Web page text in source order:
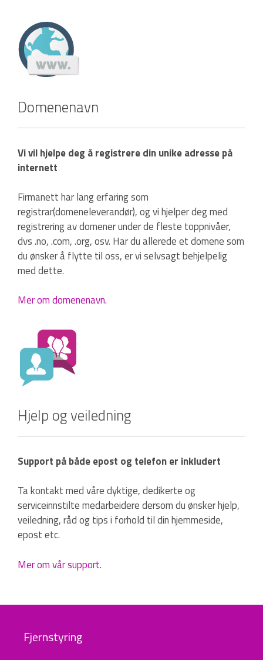
Domenenavn
Vi vil hjelpe deg å registrere din unike adresse på
internett
Firmanett har lang erfaring som
registrar(domeneleverandør), og vi hjelper deg med
registrering av domener under de fleste toppnivåer,
dvs .no, .com, .org, osv. Har du allerede et domene som
du ønsker å flytte til oss, er vi selvsagt behjelpelig
med dette.
Mer om domenenavn.
Hjelp og veiledning
Support på både epost og telefon er inkludert
Ta kontakt med våre dyktige, dedikerte og
serviceinnstilte medarbeidere dersom du ønsker hjelp,
veiledning, råd og tips i forhold til din hjemmeside,
epost etc.
Mer om vår support.
Fjernstyring